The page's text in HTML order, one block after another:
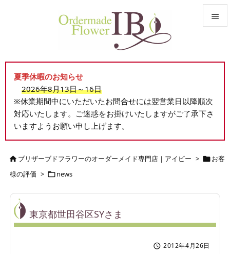


前へ

検索
夏季休暇のお知らせ
2026年8月13日～16日
※休業期間中にいただいたお問合せには翌営業日以降順次
対応いたします。ご迷惑をお掛けいたしますがご了承下さ
いますようお願い申し上げます。
ブリザーブドフラワーのオーダーメイド専門店｜アイビー > お客
様の評価 > news
東京都世田谷区SYさま
 2012年4月26日